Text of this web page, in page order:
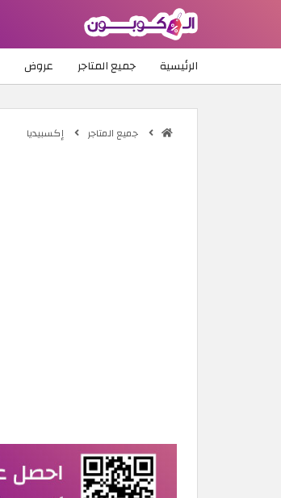
الرئيسية جميع المتاجر عروض
جميع المتاجر إكسبيديا